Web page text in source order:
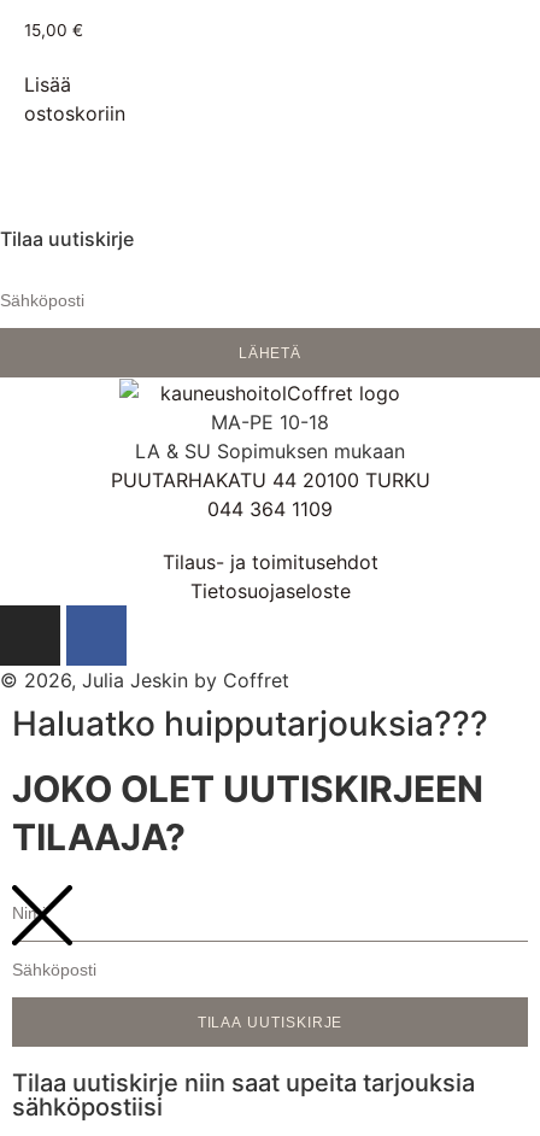
15,00 €
Lisää
ostoskoriin
Tilaa uutiskirje
LÄHETÄ
MA-PE 10-18
LA & SU Sopimuksen mukaan
PUUTARHAKATU 44 20100 TURKU
044 364 1109
Tilaus- ja toimitusehdot
Tietosuojaseloste
© 2026, Julia Jeskin by Coffret
Haluatko huipputarjouksia???
JOKO OLET UUTISKIRJEEN
TILAAJA?
TILAA UUTISKIRJE
Tilaa uutiskirje niin saat upeita tarjouksia
sähköpostiisi